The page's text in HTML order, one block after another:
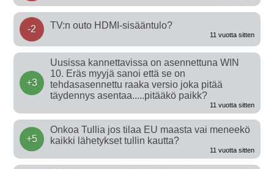
-2 TV:n outo HDMI-sisääntulo?
11 vuotta sitten
+3
Uusissa kannettavissa on asennettuna WIN
10. Eräs myyjä sanoi että se on
tehdasasennettu raaka versio joka pitää
täydennys asentaa.....pitääkö paikk?
11 vuotta sitten
+5
Onkoa Tullia jos tilaa EU maasta vai meneekö
kaikki lähetykset tullin kautta?
11 vuotta sitten